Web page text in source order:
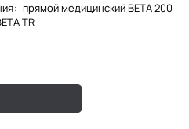
: прямой медицинский BETA 200
TR